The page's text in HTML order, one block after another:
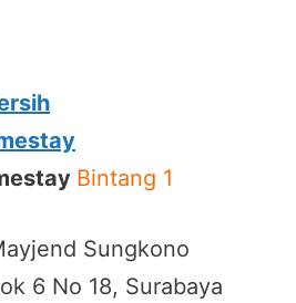
Bintang 1
Sungkono
6 No 18, Surabaya